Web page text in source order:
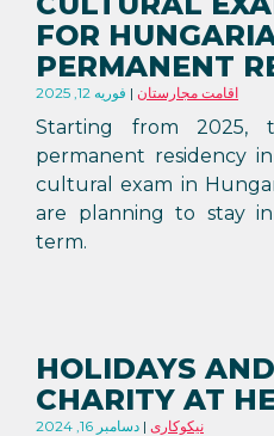
FOR
PERMANENT
فوریه 12, 2025 اقامت مجارستان
Starting from 2025,
permanent residency
cultural exam in
are planning to stay
term.
HOLIDAYS
CHARITY AT
دسامبر 16, 2024 نیکوکاری